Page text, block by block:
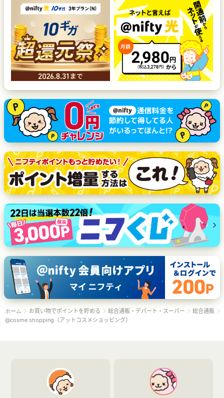
ホーム お買い物でポイントを貯める 総合通販・デパート・スーパー
総合通販
@cosme shopping（アットコスメショッピング）